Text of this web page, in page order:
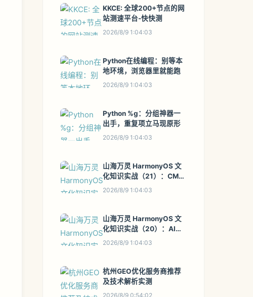
KKCE: 全球200+节点的网
站测速平台-快快测
2026/8/9 1:04:03
Python在线编程：别等本
地环境，浏览器里就能跑
2026/8/9 1:04:03
Python %g：分组神器一
出手，重复项立马现原形
2026/8/9 1:04:03
山海万灵 HarmonyOS 文
化知识实战（21）：CMS
内容版本、审核、发布与
2026/8/9 1:04:03
山海万灵 HarmonyOS 文
化知识实战（20）：AI
Gateway 的路由、缓存、
2026/8/9 1:04:03
杭州GEO优化服务商推荐
及技术解析实测
2026/8/9 0:54:02